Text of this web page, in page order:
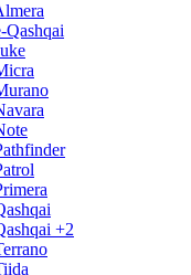
Qashqai
+2